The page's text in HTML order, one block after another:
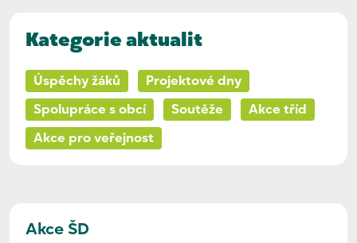
Kategorie aktualit
Úspěchy žáků
Projektové dny
Spolupráce s obcí
Soutěže
Akce tříd
Akce pro veřejnost
Akce ŠD